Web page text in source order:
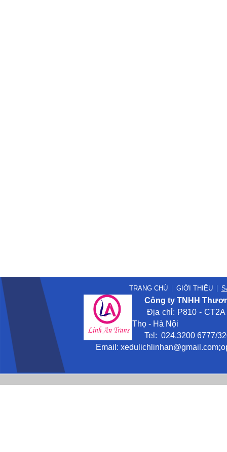
TRANG CHỦ GIỚI THIỆU
Công ty TNHH
Địa chỉ: P810 - CT2A
Thọ - Hà Nội
Tel: 024.3200 6777/
Email: xedulichlinhan@gmail .com;